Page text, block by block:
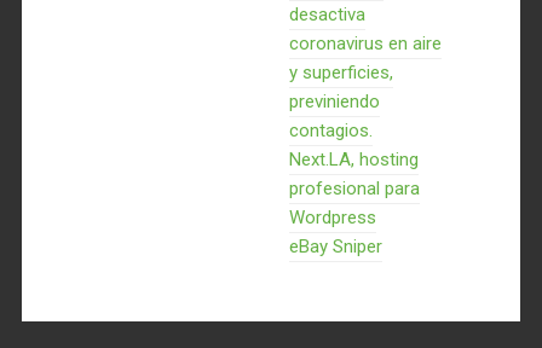
desactiva
coronavirus en aire
y superficies,
previniendo
contagios.
Next.LA, hosting
profesional para
Wordpress
eBay Sniper